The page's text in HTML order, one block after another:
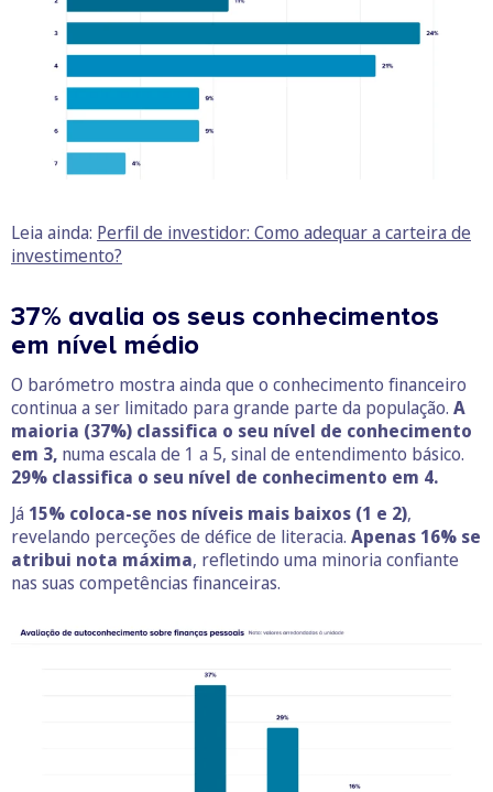
Leia ainda: Perfil de investidor: Como adequar a carteira de
investimento?
37% avalia os seus conhecimentos
em nível médio
O barómetro mostra ainda que o conhecimento financeiro
continua a ser limitado para grande parte da população. A
maioria (37%) classifica o seu nível de conhecimento
em 3, numa escala de 1 a 5, sinal de entendimento básico.
29% classifica o seu nível de conhecimento em 4.
Já 15% coloca-se nos níveis mais baixos (1 e 2),
revelando perceções de défice de literacia. Apenas 16% se
atribui nota máxima, refletindo uma minoria confiante
nas suas competências financeiras.